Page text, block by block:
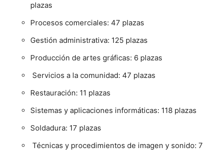
plazas
Procesos comerciales: 47 plazas
Gestión administrativa: 125 plazas
Producción de artes gráficas: 6 plazas
Servicios a la comunidad: 47 plazas
Restauración: 11 plazas
Sistemas y aplicaciones informáticas: 118 plazas
Soldadura: 17 plazas
Técnicas y procedimientos de imagen y sonido: 7